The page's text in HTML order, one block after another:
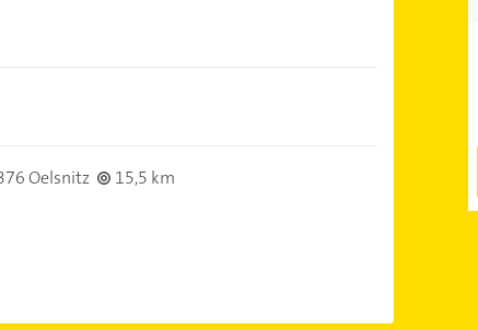
Oelsnitz
15,5 km